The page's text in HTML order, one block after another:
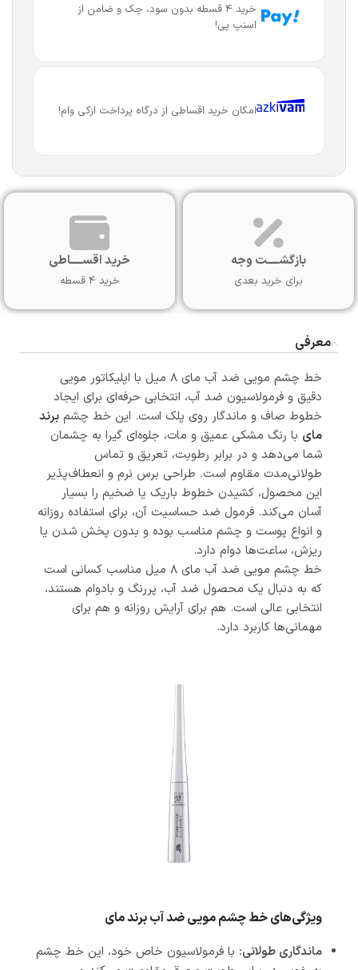
خرید 4 قسطه بدون سود، چک و ضامن از
اسنپ پی!
امکان خرید اقساطی از درگاه پرداخت ازکی وام!
بازگشـــــت وجه
برای خرید بعدی
خرید اقســـــاطی
خرید 4 قسطه
معرفی
خط چشم مویی ضد آب مای ۸ میل با اپلیکاتور مویی
دقیق و فرمولاسیون ضد آب، انتخابی حرفه‌ای برای ایجاد
خطوط صاف و ماندگار روی پلک است. این خط چشم برند
مای با رنگ مشکی عمیق و مات، جلوه‌ای گیرا به چشمان
شما می‌دهد و در برابر رطوبت، تعریق و تماس
طولانی‌مدت مقاوم است. طراحی برس نرم و انعطاف‌پذیر
این محصول، کشیدن خطوط باریک یا ضخیم را بسیار
آسان می‌کند. فرمول ضد حساسیت آن، برای استفاده روزانه
و انواع پوست و چشم مناسب بوده و بدون پخش شدن یا
ریزش، ساعت‌ها دوام دارد.
خط چشم مویی ضد آب مای ۸ میل مناسب کسانی است
که به دنبال یک محصول ضد آب، پررنگ و بادوام هستند،
انتخابی عالی است. هم برای آرایش روزانه و هم برای
مهمانی‌ها کاربرد دارد.
ویژگی‌های خط چشم مویی ضد آب برند مای
ماندگاری طولانی: با فرمولاسیون خاص خود، این خط چشم